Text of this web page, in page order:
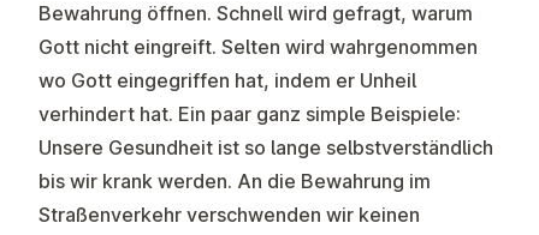
Bewahrung öffnen. Schnell wird gefragt, warum
Gott nicht eingreift. Selten wird wahrgenommen
wo Gott eingegriffen hat, indem er Unheil
verhindert hat. Ein paar ganz simple Beispiele:
Unsere Gesundheit ist so lange selbstverständlich
bis wir krank werden. An die Bewahrung im
Straßenverkehr verschwenden wir keinen